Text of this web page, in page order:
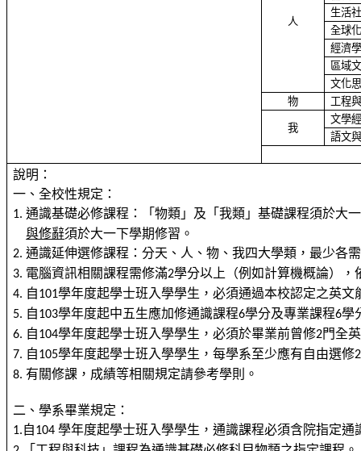
人
生活
全球
經濟
區域
文化
物
工程
我
文學
語文
說明：
一、全校性規定：
1.通識基礎必修課程：「物類 」及「我類 」基礎課程須於大
與修辭須於大一下學期修習。
2.通識延伸選修課程：分天、人、物、我四大學類，最少各
3. 電腦資訊相關課程需修滿2學分以上（例如計算機概論），
4. 自101學年度起學士班入學學生，必須通過本校認定之英文
5. 自103學年度起中五生應加修通識課程6學分及專業課程6學
6. 自104學年度起學士班入學學生，必須於畢業前曾修2門全
7. 自105學年度起學士班入學學生，每學系至少應有自由選修2
8. 有關修課，成績等相關規定請參考學則。
二、學系畢業規定：
1.自104學年度起學士班入學學生，通識課程必須含院指定通